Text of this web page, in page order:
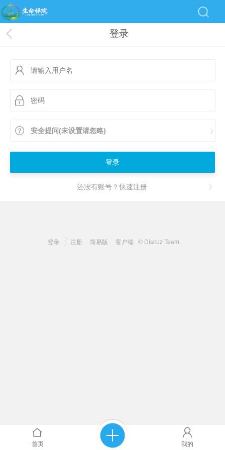
登录
安全提问(未设置请忽略)
登录
还没有账号？快速注册
登录 注册 简易版 客户端 © Discuz Team.
首页 我的